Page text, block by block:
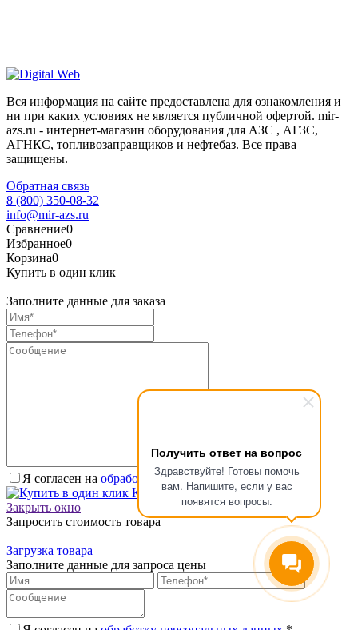
Получить ответ на вопрос
Здравствуйте! Готовы помочь
вам. Напишите, если у вас
появятся вопросы.
Вся информация на сайте предоставлена для ознакомления и
ни при каких условиях не является публичной офертой. mir-
azs.ru - интернет-магазин оборудования для АЗС , АГЗС,
АГНКС, топливозаправщиков и нефтебаз. Все права
защищены.
Обратная связь
8 (800) 350-08-32
info@mir-azs.ru
Сравнение0
Избранное0
Корзина0
Купить в один клик
Заполните данные для заказа
Я согласен на обработку персональных данных.*
Купить в один клик
Закрыть окно
Запросить стоимость товара
Загрузка товара
Заполните данные для запроса цены